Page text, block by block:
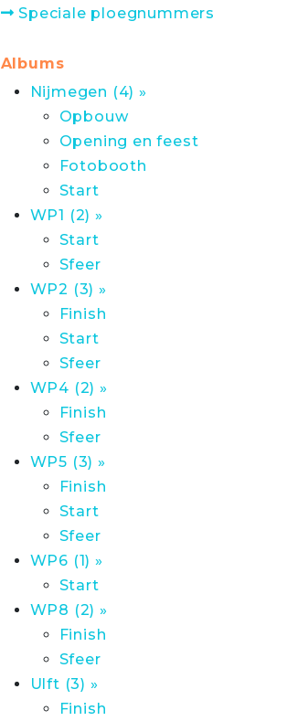
Speciale ploegnummers
Albums
Nijmegen (4) »
Opbouw
Opening en feest
Fotobooth
Start
WP1 (2) »
Start
Sfeer
WP2 (3) »
Finish
Start
Sfeer
WP4 (2) »
Finish
Sfeer
WP5 (3) »
Finish
Start
Sfeer
WP6 (1) »
Start
WP8 (2) »
Finish
Sfeer
Ulft (3) »
Finish